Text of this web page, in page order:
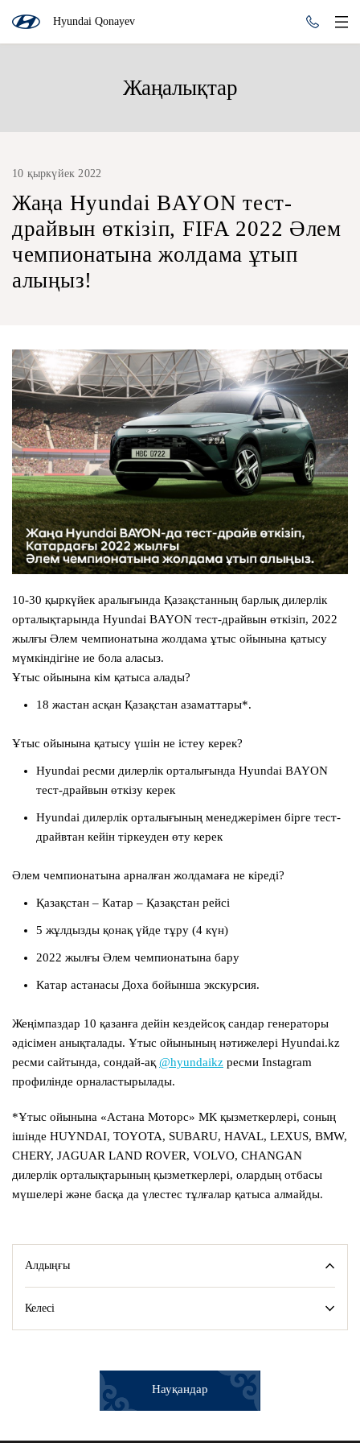
Hyundai Qonayev
Жаңалықтар
10 қыркүйек 2022
Жаңа Hyundai BAYON тест-
драйвын өткізіп, FIFA 2022 Әлем
чемпионатына жолдама ұтып
алыңыз!
10-30 қыркүйек аралығында Қазақстанның барлық дилерлік
орталықтарында Hyundai BAYON тест-драйвын өткізіп, 2022
жылғы Әлем чемпионатына жолдама ұтыс ойынына қатысу
мүмкіндігіне ие бола аласыз.
Ұтыс ойынына кім қатыса алады?
18 жастан асқан Қазақстан азаматтары*.
Ұтыс ойынына қатысу үшін не істеу керек?
Hyundai ресми дилерлік орталығында Hyundai BAYON
тест-драйвын өткізу керек
Hyundai дилерлік орталығының менеджерімен бірге тест-
драйвтан кейін тіркеуден өту керек
Әлем чемпионатына арналған жолдамаға не кіреді?
Қазақстан – Катар – Қазақстан рейсі
5 жұлдызды қонақ үйде тұру (4 күн)
2022 жылғы Әлем чемпионатына бару
Катар астанасы Доха бойынша экскурсия.
Жеңімпаздар 10 қазанға дейін кездейсоқ сандар генераторы
әдісімен анықталады. Ұтыс ойынының нәтижелері Hyundai.kz
ресми сайтында, сондай-ақ @hyundaikz ресми Instagram
профилінде орналастырылады.
*Ұтыс ойынына «Астана Моторс» МК қызметкерлері, соның
ішінде HUYNDAI, TOYOTA, SUBARU, HAVAL, LEXUS, BMW,
CHERY, JAGUAR LAND ROVER, VOLVO, CHANGAN
дилерлік орталықтарының қызметкерлері, олардың отбасы
мүшелері және басқа да үлестес тұлғалар қатыса алмайды.
Алдыңғы
Келесі
Науқандар